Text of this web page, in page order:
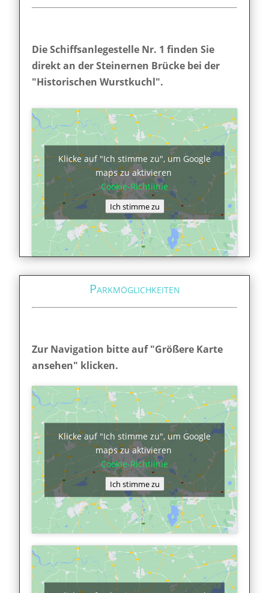
Die Schiffsanlegestelle Nr. 1 finden Sie
direkt an der Steinernen Brücke bei der
"Historischen Wurstkuchl".
Klicke auf "Ich stimme zu", um Google
maps zu aktivieren
Cookie-Richtlinie
Ich stimme zu
Parkmöglichkeiten
Zur Navigation bitte auf "Größere Karte
ansehen" klicken.
Klicke auf "Ich stimme zu", um Google
maps zu aktivieren
Cookie-Richtlinie
Ich stimme zu